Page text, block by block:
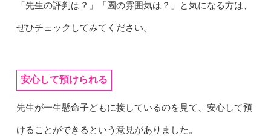
「先生の評判は？」「園の雰囲気は？」と気になる方は、
ぜひチェックしてみてください。
安心して預けられる
先生が一生懸命子どもに接しているのを見て、安心して預
けることができるという意見がありました。